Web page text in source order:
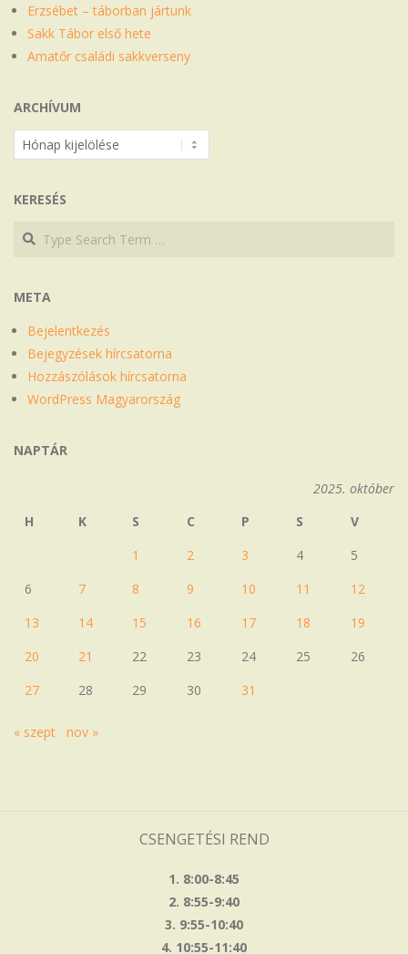
Erzsébet – táborban jártunk
Sakk Tábor első hete
Amatőr családi sakkverseny
ARCHÍVUM
Archívum
KERESÉS
Search
Search
META
Bejelentkezés
Bejegyzések hírcsatorna
Hozzászólások hírcsatorna
WordPress Magyarország
NAPTÁR
2025. október
H
K S C P S
V
1
2 3 4
5
6
7 8 9 10 11
12
13
14 15 16 17 18
19
20
21 22 23 24 25
26
27
28 29 30 31
« szept nov »
CSENGETÉSI REND
1. 8:00-8:45
2. 8:55-9:40
3. 9:55-10:40
4. 10:55-11:40